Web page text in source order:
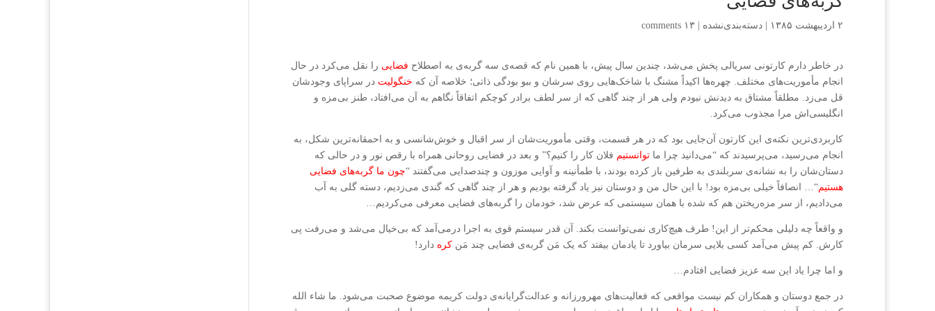
۲ اردیبهشت ۱۳۸۵ دسته‌بندی‌نشده ۱۳ comments
در خاطر دارم کارتونی سریالی پخش می‌شد، چندین سال پیش، با همین نام که قصه‌ی سه گربه‌ی به اصطلاح فضایی را نقل می‌کرد در حال
انجام مأموریت‌های مختلف. چهره‌ها اکیداً مشنگ با شاخک‌هایی روی سرشان و ببو بودگی ذاتی؛ خلاصه آن که خنگولیت در سراپای وجودشان
قل می‌زد. مطلقاً مشتاق به دیدنش نبودم ولی هر از چند گاهی که از سر لطف برادر کوچکم اتفاقاً نگاهم به آن می‌افتاد، طنز بی‌مزه و
انگلیسی‌اش مرا مجذوب می‌کرد.
کاربردی‌ترین نکته‌ی این کارتون آن‌جایی بود که در هر قسمت، وقتی مأموریت‌شان از سر اقبال و خوش‌شانسی و به احمقانه‌ترین شکل، به
انجام می‌رسید، می‌پرسیدند که “می‌دانید چرا ما توانستیم فلان کار را کنیم؟” و بعد در فضایی روحانی همراه با رقص نور و در حالی که
دستان‌شان را به نشانه‌ی سربلندی به طرفین باز کرده بودند، با طمأنینه و آوایی موزون و چندصدایی می‌گفتند “چون ما گربه‌های فضایی
هستیم“… انصافاً خیلی بی‌مزه بود! با این حال من و دوستان نیز یاد گرفته بودیم و هر از چند گاهی که گندی می‌زدیم، دسته گلی به آب
می‌دادیم، از سر مزه‌ریختن هم که شده با همان سیستمی که عرض شد، خودمان را گربه‌های فضایی معرفی می‌کردیم…
و واقعاً چه دلیلی محکم‌تر از این! طرف هیچ‌کاری نمی‌توانست بکند. آن قدر سیستم قوی به اجرا درمی‌آمد که بی‌خیال می‌شد و می‌رفت پی
کارش. کم پیش می‌آمد کسی بلایی سرمان بیاورد تا یادمان بیفتد که یک مَن گربه‌ی فضایی چند مَن کره دارد!
و اما چرا یاد این سه عزیز فضایی افتادم…
در جمع دوستان و همکاران کم نیست مواقعی که فعالیت‌های مهرورزانه و عدالت‌گرایانه‌ی دولت کریمه موضوع صحبت می‌شود. ما شاء الله